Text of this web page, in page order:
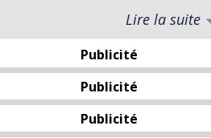
Né à St-Georges, j’ai complété
des études universitaires en
sciences politiques à
l’Université Laval. À titre
d’analyste politique j’ai
entrepris ma carrière
Lire la suite
Publicité
Publicité
Publicité